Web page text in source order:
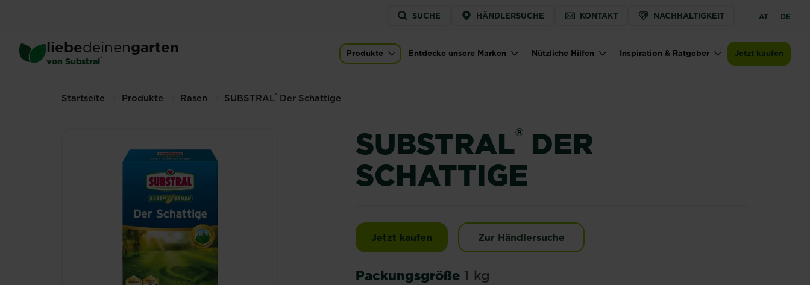
content
Service
menu
SUCHE HÄNDLERSUCHE KONTAKT NACHHALTIGKEIT AT DE
liebedeinengarten
von Substral® Main navigation
Produkte Entdecke unsere Marken Nützliche Hilfen Inspiration & Ratgeber Jetzt kaufen
Startseite Produkte Rasen SUBSTRAL® Der Schattige
SUBSTRAL® DER
SCHATTIGE
Jetzt kaufen SUBSTRAL® Der Schattige
Zur Händlersuche
Packungsgröße 1 kg
SUBSTRAL
1 kg (Andere Größen verfügbar)
Jetzt kaufenSUBSTRAL® Der Schattige
Zur Händlersuche